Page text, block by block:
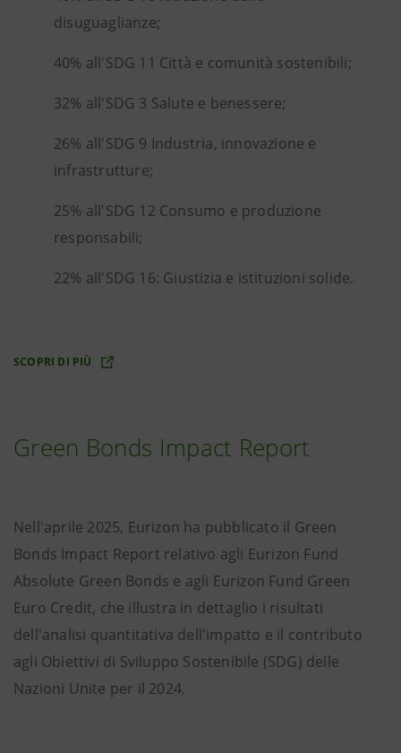
disuguaglianze;
40% all'SDG 11 Città e comunità sostenibili;
32% all'SDG 3 Salute e benessere;
26% all'SDG 9 Industria, innovazione e
infrastrutture;
25% all'SDG 12 Consumo e produzione
responsabili;
22% all'SDG 16: Giustizia e istituzioni solide.
SCOPRI DI PIÙ
Green Bonds Impact Report
Nell'aprile 2025, Eurizon ha pubblicato il Green
Bonds Impact Report relativo agli Eurizon Fund
Absolute Green Bonds e agli Eurizon Fund Green
Euro Credit, che illustra in dettaglio i risultati
dell'analisi quantitativa dell'impatto e il contributo
agli Obiettivi di Sviluppo Sostenibile (SDG) delle
Nazioni Unite per il 2024.